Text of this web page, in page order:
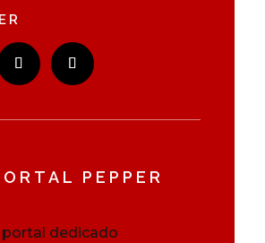
PEPPER
dedicado